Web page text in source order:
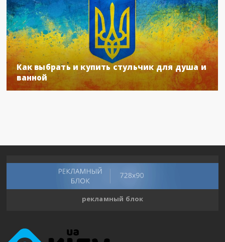
Как выбрать и купить стульчик для душа и
ванной
рекламный блок